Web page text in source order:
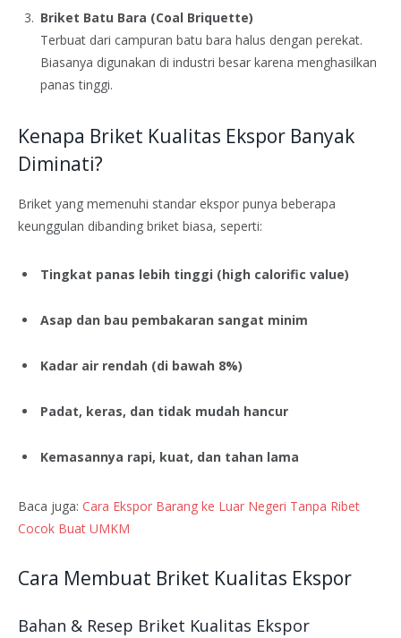
Briket Batu Bara (Coal Briquette)
Terbuat dari campuran batu bara halus dengan perekat.
Biasanya digunakan di industri besar karena menghasilkan
panas tinggi.
Kenapa Briket Kualitas Ekspor Banyak
Diminati?
Briket yang memenuhi standar ekspor punya beberapa
keunggulan dibanding briket biasa, seperti:
Tingkat panas lebih tinggi (high calorific value)
Asap dan bau pembakaran sangat minim
Kadar air rendah (di bawah 8%)
Padat, keras, dan tidak mudah hancur
Kemasannya rapi, kuat, dan tahan lama
Baca juga: Cara Ekspor Barang ke Luar Negeri Tanpa Ribet
Cocok Buat UMKM
Cara Membuat Briket Kualitas Ekspor
Bahan & Resep Briket Kualitas Ekspor